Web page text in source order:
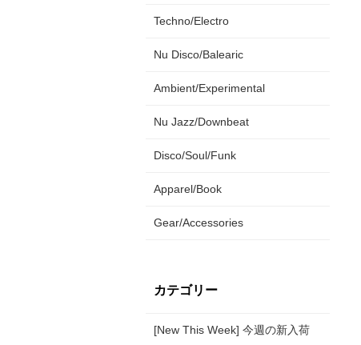
Techno/Electro
Nu Disco/Balearic
Ambient/Experimental
Nu Jazz/Downbeat
Disco/Soul/Funk
Apparel/Book
Gear/Accessories
カテゴリー
[New This Week] 今週の新入荷